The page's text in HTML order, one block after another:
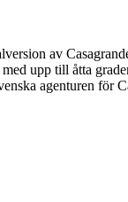
av
upp till åtta
agenturen för